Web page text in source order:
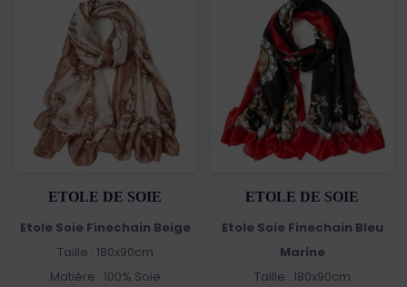
ETOLE DE SOIE
Etole Soie Finechain Beige
Taille : 180x90cm
Matière : 100% Soie
ETOLE DE SOIE
Etole Soie Finechain Bleu
Marine
Taille : 180x90cm